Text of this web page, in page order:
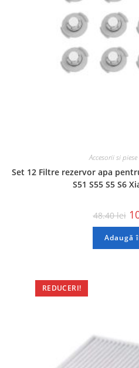
Accesorii si
Set 12 Filtre rezervor apa
S51 S55 S5 S6
48.40lei
Adaugă
REDUCERI!